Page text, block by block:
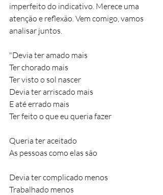
imperfeito do indicativo. Merece uma
atenção e reflexão. Vem comigo, vamos
analisar juntos.
"Devia ter amado mais
Ter chorado mais
Ter visto o sol nascer
Devia ter arriscado mais
E até errado mais
Ter feito o que eu queria fazer
Queria ter aceitado
As pessoas como elas são
Devia ter complicado menos
Trabalhado menos